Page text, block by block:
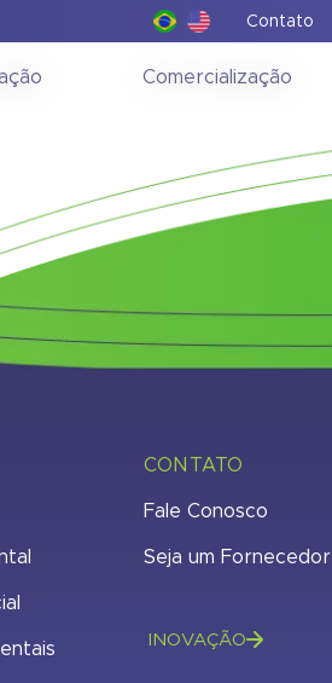
Contato
Comercialização
29/06/2020
CONTATO
Fale Conosco
Seja um Fornecedor
INOVAÇÃO